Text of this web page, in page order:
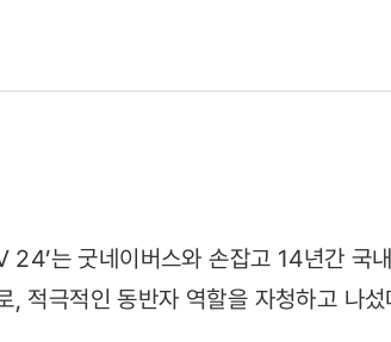
대사
픈
24’는 굿네이버스와 손잡고 14년간 국
, 적극적인 동반자 역할을 자청하고 나섰